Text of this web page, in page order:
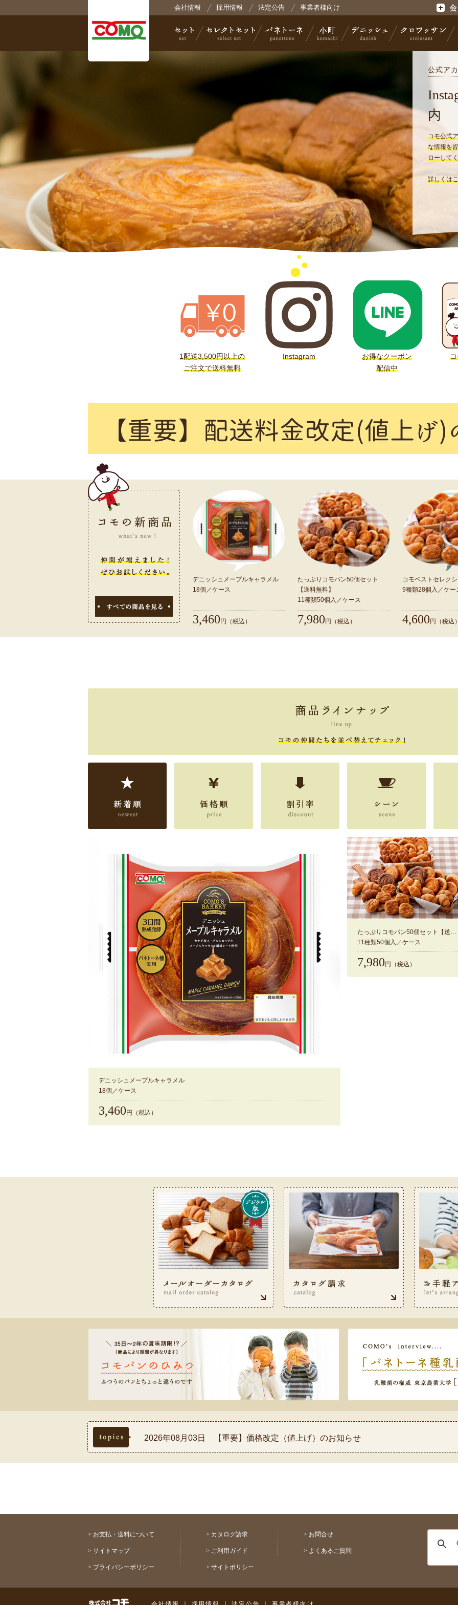
株式会社コモ
会員登
セレクトセット クロワッサン
会社情報 採用情報 法定公告 事業者様向け
公式ア
内
コモ公式
な情報を
ローして
詳しくは
1配送3,500円以上の
ご注文で送料無料
Instagram
お得なクーポン
配信中
仲間が増えました！ ぜひお試しください。
すべての商品を見る
デニッシュメープルキャラメル
18個／ケース
3,460 円（税込）
たっぷりコモパン50個セット
【送料無料】
11種類50個入／ケース
7,980 円（税込）
コモベストセレク
9種類28個入／ケー
4,600 円（税込
価格順 割引率 シーン 人気
デニッシュメープルキャラメル
18個／ケース
3,460 円（税込）
たっぷりコモパン50個セット【送料無料】
11種類50個入／ケース
7,980 円（税込）
topics
2026年08月03日 【重要】価格改定（値上げ）のお知らせ
2026年07月30日 【重要】熊本県熊本地方を震源とする地震の影響について
2026年07月17日 ◆お盆休み中の配送スケジュールのお知らせ◆
> お支払・送料について
> サイトマップ
> プライバシーポリシー
> カタログ請求
> ご利用ガイド
> サイトポリシー
> お問合せ
> よくあるご質問
株式会社コモ